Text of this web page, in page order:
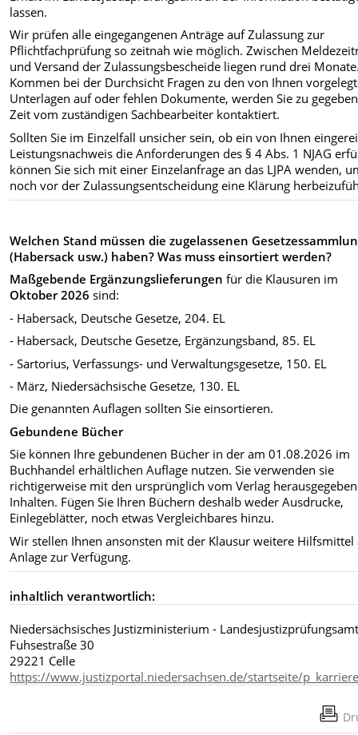
lassen.
Wir prüfen alle eingegangenen Anträge auf Zulassung zur
Pflichtfachprüfung so zeitnah wie möglich. Zwischen
und Versand der Zulassungsbescheide liegen rund drei
Kommen bei der Durchsicht Fragen zu den von Ihnen
Unterlagen auf oder fehlen Dokumente, werden Sie zu
Zeit vom zuständigen Sachbearbeiter kontaktiert.
Sollten Sie im Einzelfall unsicher sein, ob ein von Ihnen
Leistungsnachweis die Anforderungen des § 4 Abs. 1 NJAG
können Sie sich mit einer Einzelanfrage an das LJPA wenden,
noch vor der Zulassungsentscheidung eine Klärung
Welchen Stand müssen die zugelassenen
(Habersack usw.) haben? Was muss einsortiert werden?
Maßgebende Ergänzungslieferungen für die Klausuren im
Oktober 2026 sind:
- Habersack, Deutsche Gesetze, 204. EL
- Habersack, Deutsche Gesetze, Ergänzungsband, 85. EL
- Sartorius, Verfassungs- und Verwaltungsgesetze, 150. EL
- März, Niedersächsische Gesetze, 130. EL
Die genannten Auflagen sollten Sie einsortieren.
Gebundene Bücher
Sie können Ihre gebundenen Bücher in der am 01.08.2026 im
Buchhandel erhältlichen Auflage nutzen. Sie verwenden sie
richtigerweise mit den ursprünglich vom Verlag
Inhalten. Fügen Sie Ihren Büchern deshalb weder Ausdrucke,
Einlegeblätter, noch etwas Vergleichbares hinzu.
Wir stellen Ihnen ansonsten mit der Klausur weitere Hilfsmittel
Anlage zur Verfügung.
inhaltlich verantwortlich:
Niedersächsisches Justizministerium -
Fuhsestraße 30
29221 Celle
https://www.justizportal.niedersachsen.de/startseite/